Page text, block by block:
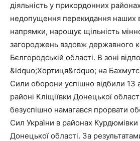
діяльність у прикордонних
недопущення перекидання наших
напрямки, нарощує щільність
загороджень вздовж державного
Бєлгородській області. В зоні
&ldquo;Хортиця&rdquo; на
Сили оборони успішно відбили 13
районі Кліщіївки Донецької
безуспішно намагався прорвати
Сил України в районах Курдюмівки
Донецької області. За